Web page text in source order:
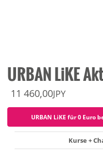
URBAN LiKE
11 460,00JPY
URBAN LiKE für 0 Euro
Kurse +